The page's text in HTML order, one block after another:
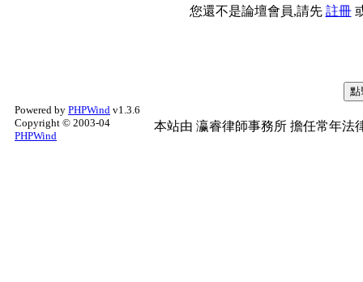
您還不是論壇會員,請先 註冊
Powered by PHPWind v1.3.6
Copyright © 2003-04
PHPWind
本站由 瀛睿律師事務所 擔任常年法